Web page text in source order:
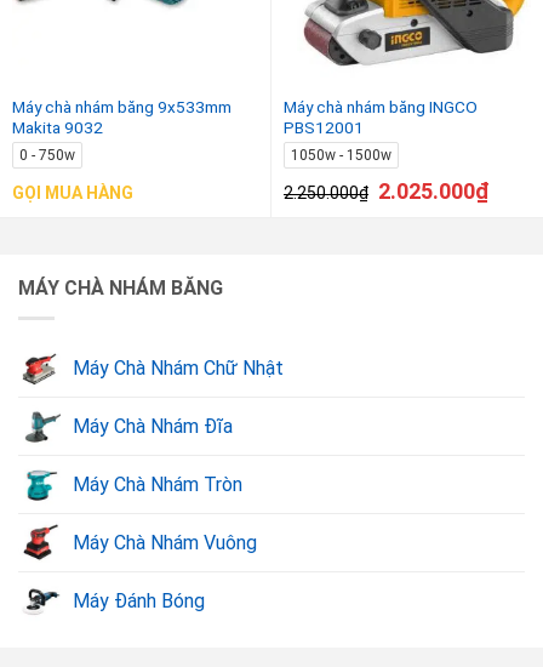
Máy chà nhám băng 9x533mm
Makita 9032
0 - 750w
GỌI MUA HÀNG
Máy chà nhám băng INGCO
PBS12001
1050w - 1500w
2.250.000₫ 2.025.000₫
MÁY CHÀ NHÁM BĂNG
Máy Chà Nhám Chữ Nhật
Máy Chà Nhám Đĩa
Máy Chà Nhám Tròn
Máy Chà Nhám Vuông
Máy Đánh Bóng